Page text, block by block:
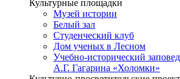
Культурные площадки
Музей истории
Белый зал
Студенческий клуб
Дом ученых в Лесном
Учебно-исторический
А.Г. Гагарина «Холомки»